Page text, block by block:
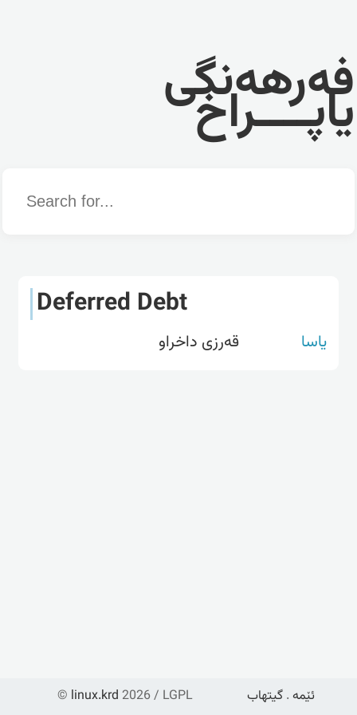
فەرهەنگی
یاپــــراخ
Word
Deferred Debt
یاسا قەرزی داخراو
© linux.krd 2026 / LGPL ئێمە . گیتهاب